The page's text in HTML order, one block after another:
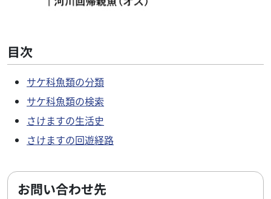
目次
サケ科魚類の分類
サケ科魚類の検索
さけますの生活史
さけますの回遊経路
お問い合わせ先